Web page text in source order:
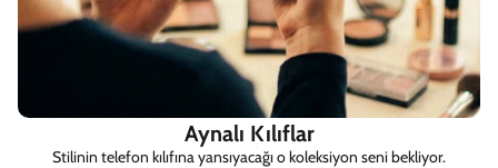
Aynalı Kılıflar
Stilinin telefon kılıfına yansıyacağı o koleksiyon seni bekliyor.